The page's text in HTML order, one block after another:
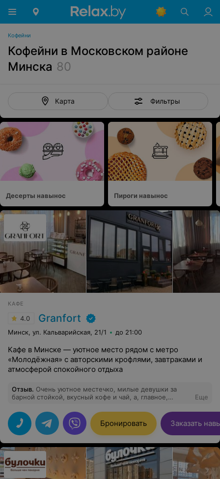
Кофейни
Кофейни в Московском районе
Минска 80
Карта Фильтры
Десерты навынос Пироги навынос
КАФЕ
4.0 Granfort
Минск, ул. Кальварийская, 21/1 до 21:00
Кафе в Минске — уютное место рядом с метро
«Молодёжная» с авторскими крофлями, завтраками и
атмосферой спокойного отдыха
Отзыв. Очень уютное местечко, милые девушки за
барной стойкой, вкусный кофе и чай, а, главное,
Еще
Бронировать Заказать